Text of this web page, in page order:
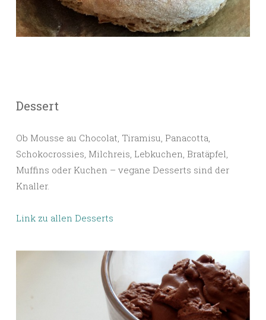
Dessert
Ob Mousse au Chocolat, Tiramisu, Panacotta,
Schokocrossies, Milchreis, Lebkuchen, Bratäpfel,
Muffins oder Kuchen – vegane Desserts sind der
Knaller.
Link zu allen Desserts